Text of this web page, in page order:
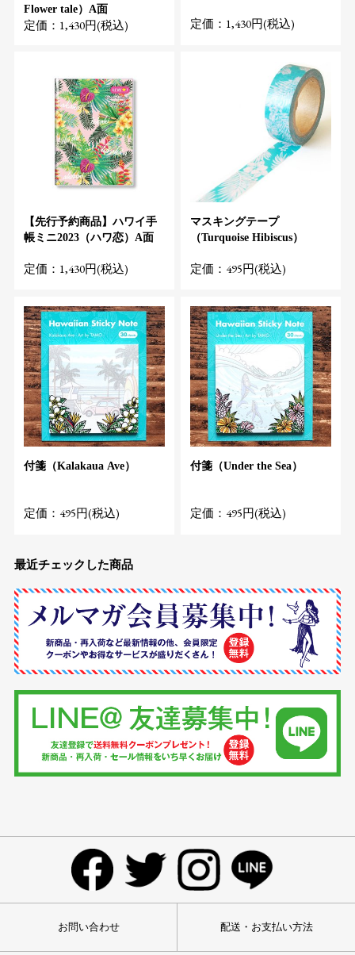
Flower tale）A面
定価：1,430円(税込) 定価：1,430円(税込)
【先行予約商品】ハワイ手
帳ミニ2023（ハワ恋）A面
定価：1,430円(税込)
マスキングテープ
（Turquoise Hibiscus）
定価：495円(税込)
付箋（Kalakaua Ave）
定価：495円(税込)
付箋（Under the Sea）
定価：495円(税込)
最近チェックした商品
お問い合わせ 配送・お支払い方法